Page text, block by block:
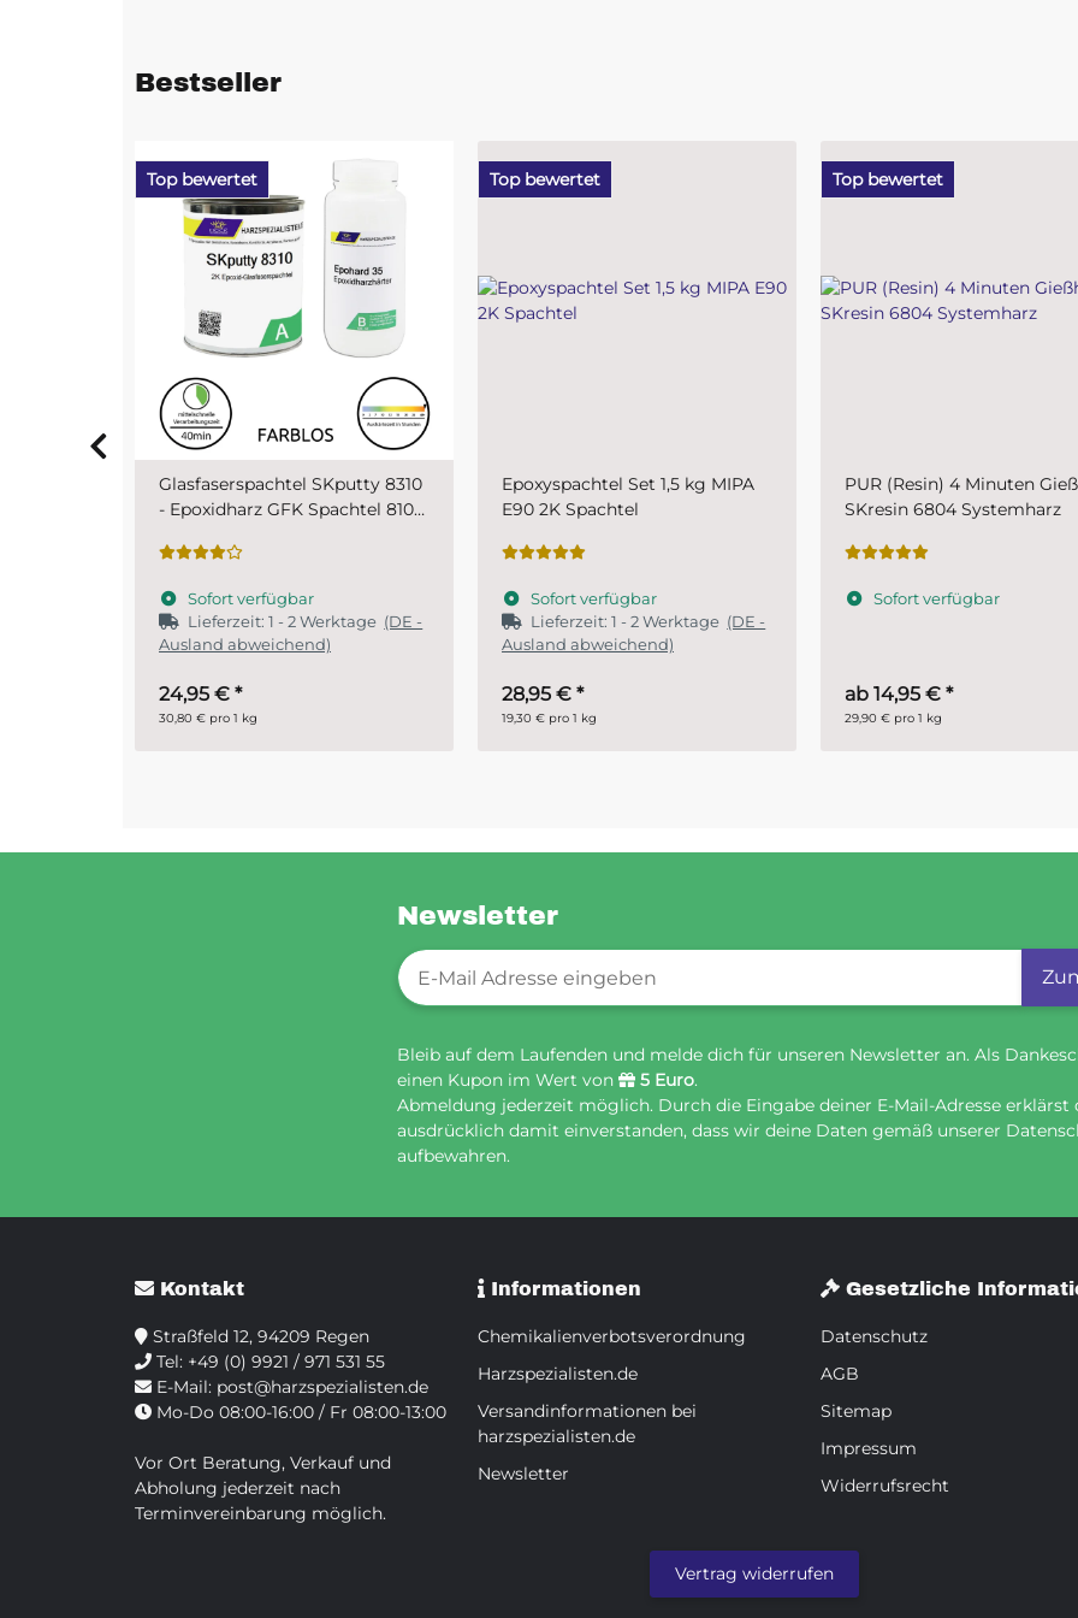
Bestseller
Top bewertet
Epoxyspachtel Set 1,5 kg MIPA
E90 2K Spachtel
Sofort verfügbar
Lieferzeit:1 - 2 Werktage (DE -
Ausland abweichend)
28,95 € *
19,30 € pro 1 kg
Top bewertet
PUR (Resin) 4 Minuten Gießharz
SKresin 6804 Systemharz
Sofort verfügbar
ab14,95 €
29,90 € pro 1 kg
Top bewertet
Plastic-Grundierfiller-Spray
MIPA 1K- schnelltrocknender
Fahrzeugbereich
Sofort verfügbar
11,45 €*
28,63 € pro 1 l
Newsletter
Newsletter-Registrierung
Bleib auf dem Laufenden und melde dich für unseren Newsletter an. Als
einen Kupon im Wert von
5 Euro.
Abmeldung jederzeit möglich. Durch die Eingabe deiner E-Mail-Adresse erklärst
ausdrücklich damit einverstanden, dass wir deine Daten gemäß unserer
aufbewahren.
Kontakt
Straßfeld 12, 94209 Regen
Tel: +49 (0) 9921 / 971 531 55
E-Mail: post@harzspezialisten.de
Mo-Do 08:00-16:00 / Fr 08:00-13:00
Vor Ort Beratung, Verkauf und
Abholung jederzeit nach
Terminvereinbarung möglich.
Informationen
Chemikalienverbotsverordnung
Harzspezialisten.de
Versandinformationen bei
harzspezialisten.de
Newsletter
Gesetzliche
Datenschutz
AGB
Sitemap
Impressum
Widerrufsrecht
Vertrag widerrufen